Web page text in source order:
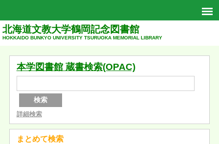
北海道文教大学鶴岡記念図書館
HOKKAIDO BUNKYO UNIVERSITY TSURUOKA MEMORIAL LIBRARY
本学図書館 蔵書検索(OPAC)
検索
詳細検索
まとめて検索